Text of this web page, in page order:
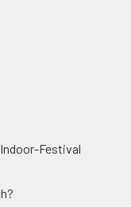
Festival